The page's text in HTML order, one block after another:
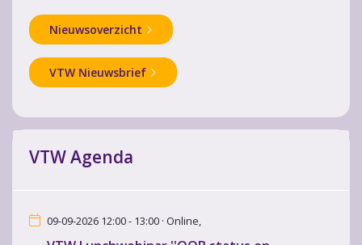
Nieuwsoverzicht
VTW Nieuwsbrief
VTW Agenda
09-09-2026 12:00 - 13:00 · Online,